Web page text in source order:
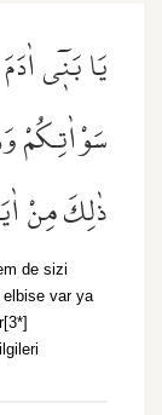
يَا بَن۪ٓي
سَوْاٰتِكُمْ
ذٰلِكَ مِنْ
de sizi
var ya